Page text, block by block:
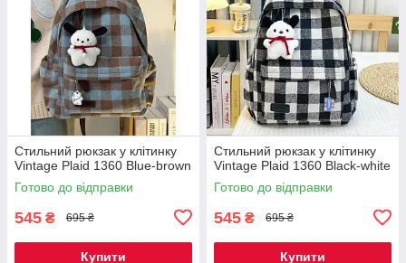
Стильний рюкзак у клітинку
Vintage Plaid 1360 Blue-brown
Готово до відправки
545 ₴ 695 ₴
Купити
Стильний рюкзак у клітинку
Vintage Plaid 1360 Black-white
Готово до відправки
545 ₴ 695 ₴
Купити